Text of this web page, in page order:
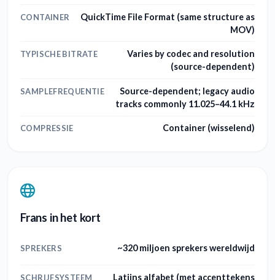
CONTAINER
QuickTime File Format (same structure as
MOV)
TYPISCHE BITRATE
Varies by codec and resolution
(source-dependent)
SAMPLEFREQUENTIE
Source-dependent; legacy audio
tracks commonly 11.025–44.1 kHz
COMPRESSIE Container (wisselend)
Frans in het kort
SPREKERS ~320 miljoen sprekers wereldwijd
SCHRIJFSYSTEEM
Latijns alfabet (met accenttekens